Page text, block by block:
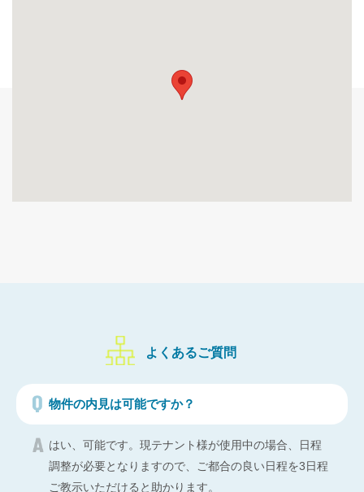
よくあるご質問
物件の内見は可能ですか？
はい、可能です。現テナント様が使用中の場合、日程
調整が必要となりますので、ご都合の良い日程を3日程
ご教示いただけると助かります。